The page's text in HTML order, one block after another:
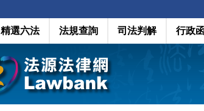
精選六法 法規查詢 司法判解 行政